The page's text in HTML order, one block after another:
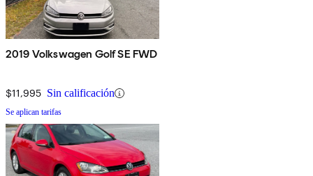
2019 Volkswagen Golf SE FWD
$11,995 Sin calificación
Se aplican tarifas